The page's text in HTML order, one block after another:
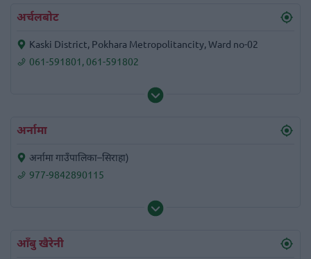
अर्चलबोट
Kaski District, Pokhara Metropolitancity, Ward no-02
061-591801 , 061-591802
अर्नामा
अर्नामा गाउँपालिका–सिराहा)
977-9842890115
आँबु खैरेनी